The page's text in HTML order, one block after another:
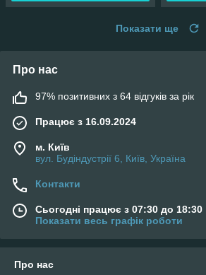
Показати ще
Про нас
97% позитивних з 64 відгуків за рік
Працює з 16.09.2024
м. Київ
вул. Будіндустрії 6, Київ, Україна
Контакти
Сьогодні працює з 07:30 до 18:30
Показати весь графік роботи
Про нас